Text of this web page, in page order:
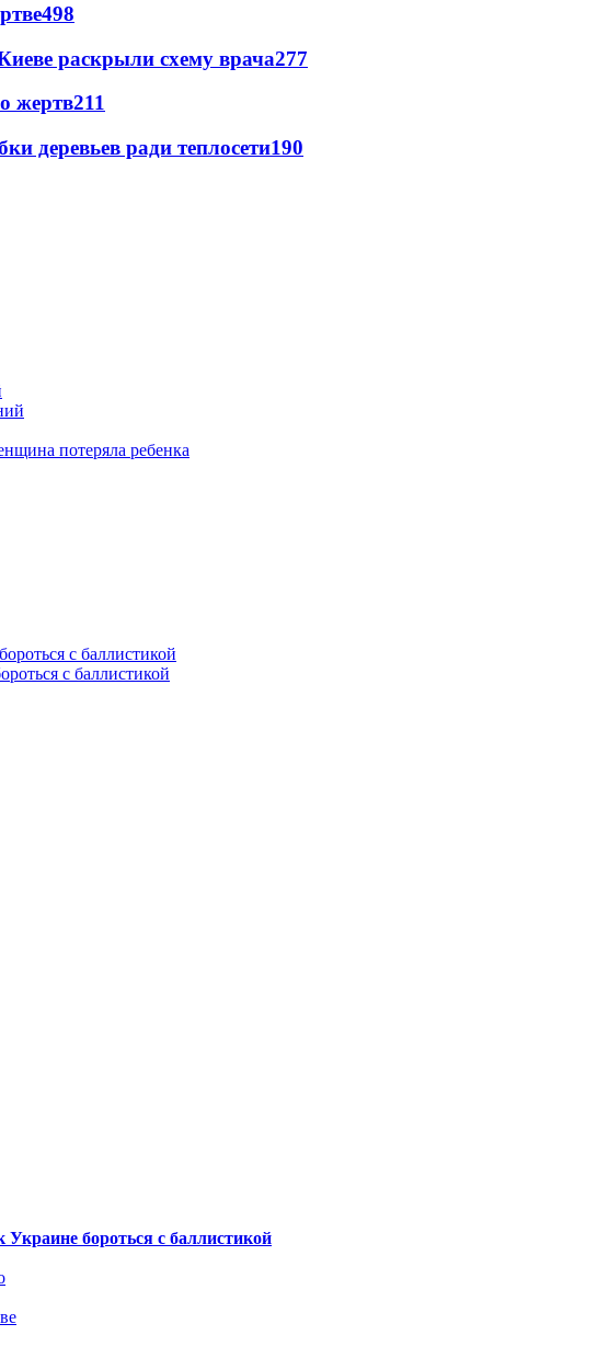
498
раскрыли схему врача277
жертв211
деревьев ради теплосети190
потеряла ребенка
с баллистикой
бороться с баллистикой